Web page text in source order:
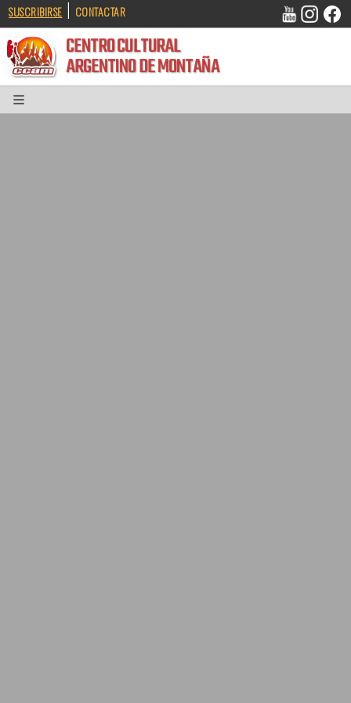
SUSCRIBIRSE | CONTACTAR
CENTRO CULTURAL
ARGENTINO DE MONTAÑA